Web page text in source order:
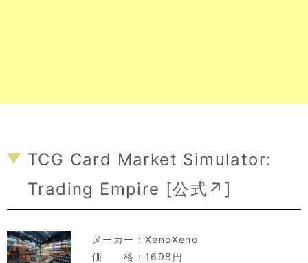
TCG Card Market Simulator:
Trading Empire [公式↗ ]
メーカー： XenoXeno
価 格：1698円